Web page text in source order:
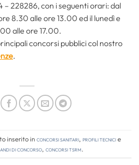
– 228286, con i seguenti orari: dal
8.30 alle ore 13.00 ed il lunedì e
alle ore 17.00.
concorsi pubblici col nostro
.
inserito inConcorsi Sanitari, Profili tecnicie
di concorso, concorsi tsrm.